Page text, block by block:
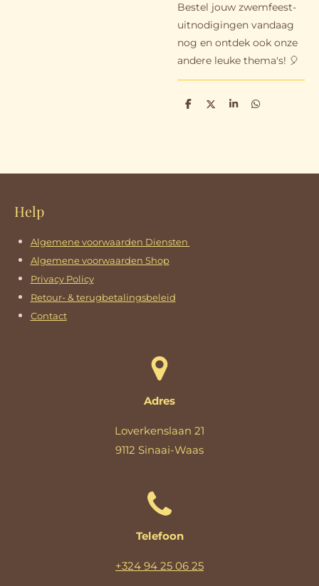
Bestel jouw zwemfeest-
uitnodigingen vandaag
nog en ontdek ook onze
andere leuke thema's! 🎈
D
D
S
D
Help
Algemene voorwaarden Diensten
Algemene voorwaarden Shop
Privacy Policy
Retour- & terugbetalingsbeleid
Contact
Adres
Loverkenslaan 21
9112 Sinaai-Waas
Telefoon
+324 94 25 06 25